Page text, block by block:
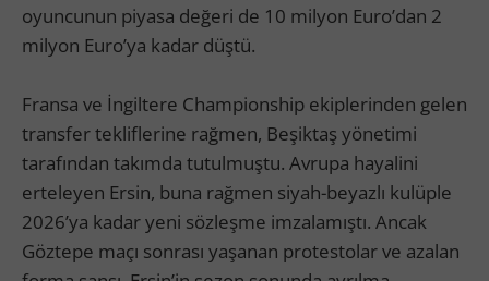
oyuncunun piyasa değeri de 10 milyon Euro’dan 2
milyon Euro’ya kadar düştü.
Fransa ve İngiltere Championship ekiplerinden gelen
transfer tekliflerine rağmen, Beşiktaş yönetimi
tarafından takımda tutulmuştu. Avrupa hayalini
erteleyen Ersin, buna rağmen siyah-beyazlı kulüple
2026’ya kadar yeni sözleşme imzalamıştı. Ancak
Göztepe maçı sonrası yaşanan protestolar ve azalan